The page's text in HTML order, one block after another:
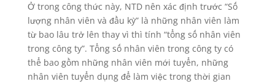
Ở trong công thức này, NTD nên xác định trước “Số
lượng nhân viên và đầu kỳ” là những nhân viên làm
từ bao lâu trở lên thay vì thì tính “tổng số nhân viên
trong công ty”. Tổng số nhân viên trong công ty có
thể bao gồm những nhân viên mới tuyển, những
nhân viên tuyển dụng để làm việc trong thời gian